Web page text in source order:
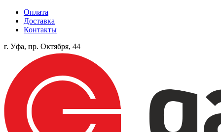
Оплата
Доставка
Контакты
г. Уфа, пр. Октября, 44